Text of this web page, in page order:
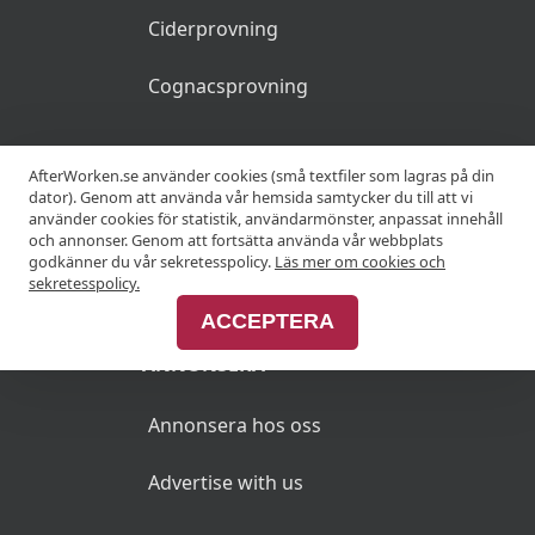
Ciderprovning
Cognacsprovning
KRÖGARE
Anslut din restaurang
ANNONSERA
Annonsera hos oss
Advertise with us
AfterWorken.se använder cookies (små textfiler som lagras på din
dator). Genom att använda vår hemsida samtycker du till att vi
använder cookies för statistik, användarmönster, anpassat innehåll
och annonser. Genom att fortsätta använda vår webbplats
godkänner du vår sekretesspolicy. Läs mer om cookies och
sekretesspolicy.
ACCEPTERA